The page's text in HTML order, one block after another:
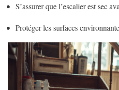
S’assurer que l’escalier est sec
Protéger les surfaces